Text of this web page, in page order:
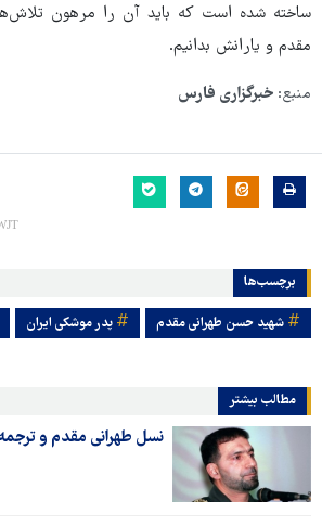
ساخته شده است که باید آن را مرهون
مقدم و یارانش بدانیم.
منبع: خبرگزاری فارس
برچسب‌ها
شهید حسن طهرانی مقدم پدر موشکی ایران
مطالب بیشتر
نسل طهرانی مقدم و